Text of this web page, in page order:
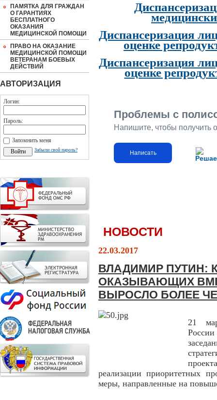
ПАМЯТКА ДЛЯ ГРАЖДАН
О ГАРАНТИЯХ
БЕСПЛАТНОГО
ОКАЗАНИЯ
МЕДИЦИНСКОЙ ПОМОЩИ
ПРАВО НА ОКАЗАНИЕ
МЕДИЦИНСКОЙ ПОМОЩИ
ВЕТЕРАНАМ БОЕВЫХ
ДЕЙСТВИЙ
АВТОРИЗАЦИЯ
Логин:
Пароль:
Запомнить меня
Забыли свой пароль?
Диспансеризация
оценке
Диспансеризация
оценке
Проблемы с
Напишите, чтобы получить
Написать
НОВОСТИ
22.03.2017
ВЛАДИМИР ПУТИН:
ОКАЗЫВАЮЩИХ
ВЫРОСЛО БОЛЕЕ
21
реализации приоритетных
меры, направленные на